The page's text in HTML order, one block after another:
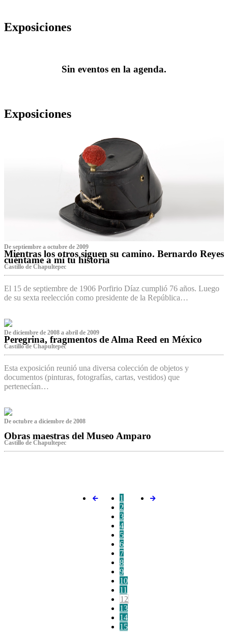
Exposiciones
Sin eventos en la agenda.
Exposiciones
De septiembre a octubre de 2009
Mientras los otros siguen su camino. Bernardo Reyes
cuéntame a mí tu historia
Castillo de Chapultepec
El 15 de septiembre de 1906 Porfirio Díaz cumplió 76 años. Luego
de su sexta reelección como presidente de la República…
De diciembre de 2008 a abril de 2009
Peregrina, fragmentos de Alma Reed en México
Castillo de Chapultepec
Esta exposición reunió una diversa colección de objetos y
documentos (pinturas, fotografías, cartas, vestidos) que
pertenecían…
De octubre a diciembre de 2008
Obras maestras del Museo Amparo
Castillo de Chapultepec
1
2
3
4
5
6
7
8
9
10
11
12
13
14
15